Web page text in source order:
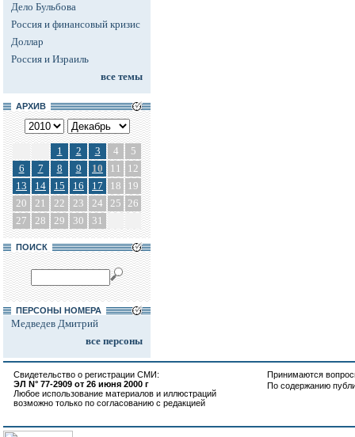
Дело Бульбова
Россия и финансовый кризис
Доллар
Россия и Израиль
все темы
АРХИВ
1 2 3 4
5
6
7 8 9 10 11
12
13
14 15 16 17 18
19
20
21 22 23 24 25 26
27
28 29 30 31
ПОИСК
ПЕРСОНЫ НОМЕРА
Медведев Дмитрий
все персоны
Свидетельство о регистрации СМИ:
ЭЛ N° 77-2909 от 26 июня 2000 г
Любое использование материалов и иллюстраций
возможно только по согласованию с редакцией
Принимаются
По содержанию